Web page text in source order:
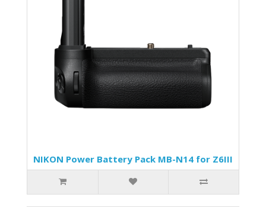
NIKON Power Battery Pack MB-N14 for Z6III